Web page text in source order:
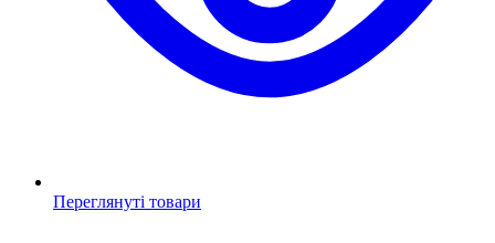
Переглянуті товари